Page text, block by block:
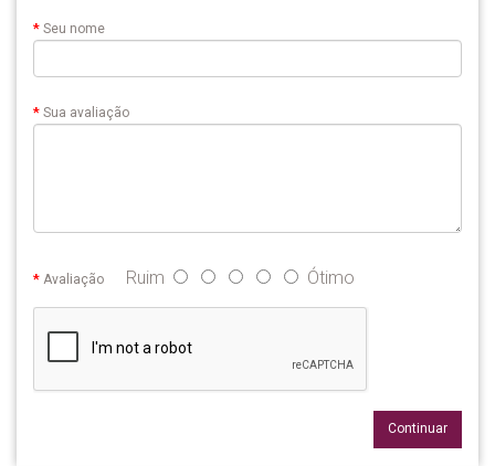
Seu nome
Sua avaliação
Avaliação Ruim Ótimo
Continuar